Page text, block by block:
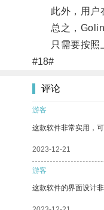
此外，用户在
总之，Golink
只需要按照上
#18#
评论
游客
这款软件非常实用，
2023-12-21
游客
这款软件的界面设计